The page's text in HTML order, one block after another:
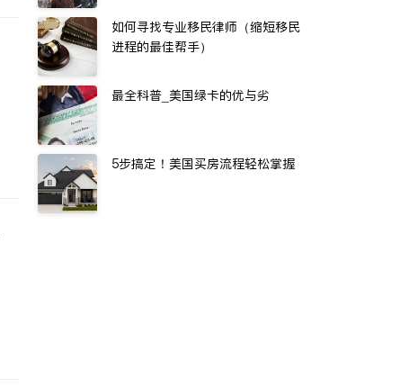
如何寻找专业移民律师（缩短移民
进程的最佳帮手）
最全科普_美国绿卡的优与劣
5步搞定！美国买房流程轻松掌握